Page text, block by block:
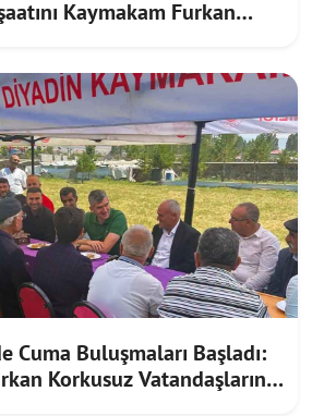
Kaymakam Furkan
Cuma Buluşmaları Başladı:
Korkusuz Vatandaşların